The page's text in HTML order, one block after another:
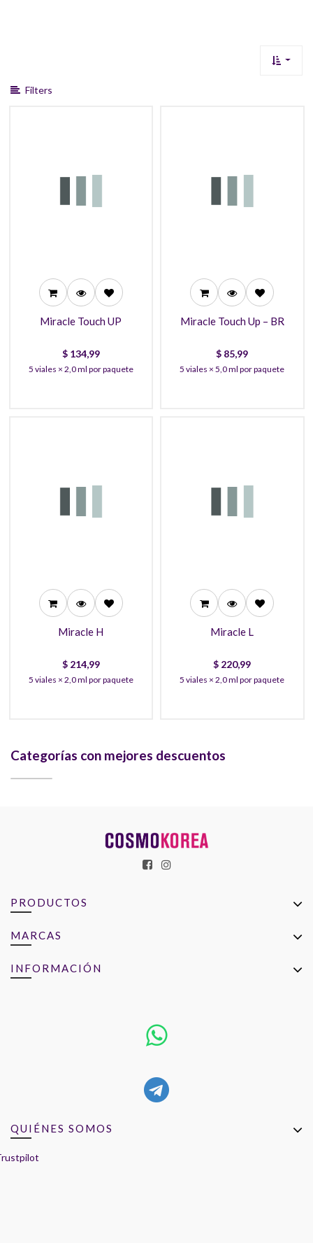
Filters
Miracle Touch UP
$ 134,99
5 viales × 2,0 ml por paquete
Miracle Touch Up – BR
$ 85,99
5 viales × 5,0 ml por paquete
Miracle H
$ 214,99
5 viales × 2,0 ml por paquete
Miracle L
$ 220,99
5 viales × 2,0 ml por paquete
Categorías con mejores descuentos
PRODUCTOS
MARCAS
INFORMACIÓN
QUIÉNES SOMOS